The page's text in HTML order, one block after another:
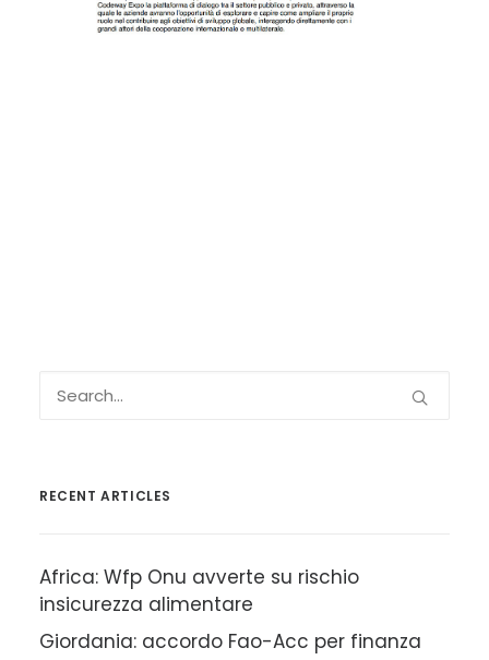
RECENT ARTICLES
Africa: Wfp Onu avverte su rischio
insicurezza alimentare
Giordania: accordo Fao-Acc per finanza